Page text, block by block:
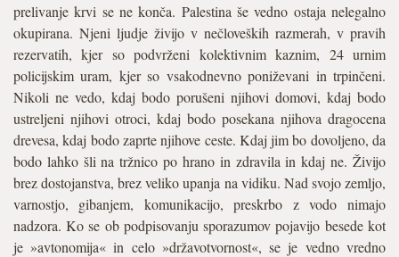
prelivanje krvi se ne konča. Palestina še vedno ostaja nelegalno
okupirana. Njeni ljudje živijo v nečloveških razmerah, v pravih
rezervatih, kjer so podvrženi kolektivnim kaznim, 24 urnim
policijskim uram, kjer so vsakodnevno poniževani in trpinčeni.
Nikoli ne vedo, kdaj bodo porušeni njihovi domovi, kdaj bodo
ustreljeni njihovi otroci, kdaj bodo posekana njihova dragocena
drevesa, kdaj bodo zaprte njihove ceste. Kdaj jim bo dovoljeno, da
bodo lahko šli na tržnico po hrano in zdravila in kdaj ne. Živijo
brez dostojanstva, brez veliko upanja na vidiku. Nad svojo zemljo,
varnostjo, gibanjem, komunikacijo, preskrbo z vodo nimajo
nadzora. Ko se ob podpisovanju sporazumov pojavijo besede kot
je »avtonomija« in celo »državotvornost«, se je vedno vredno